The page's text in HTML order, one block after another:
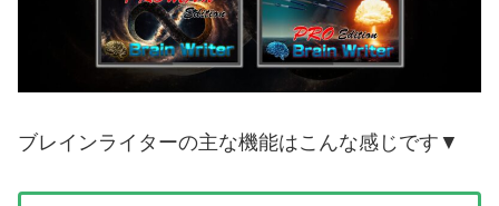
ブレインライターの主な機能はこんな感じです▼